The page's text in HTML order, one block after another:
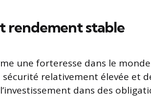
rendement stable
une forteresse dans le
relativement élevée et
dans des